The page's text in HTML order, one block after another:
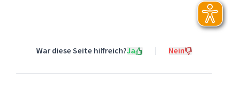
War diese Seite hilfreich?Ja Nein